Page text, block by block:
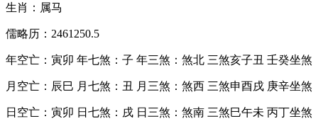
生肖：属马
儒略历：2461250.5
年空亡：寅卯 年七煞：子 年三煞：煞北 三煞亥子丑 壬癸坐煞
月空亡：辰巳 月七煞：丑 月三煞：煞西 三煞申酉戌 庚辛坐煞
日空亡：寅卯 日七煞：戌 日三煞：煞南 三煞巳午未 丙丁坐煞